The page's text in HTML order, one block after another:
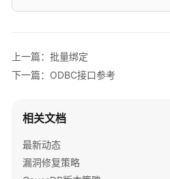
开
南
（集
_V2.0-
开
return;
    ret =
SQLGetDiagRec
if ( SQL_SUCCESS == ret)
return
    }
return ;
上一篇：批量绑定
下一篇：ODBC接口参考
相关文档
最新动态
漏洞修复策略